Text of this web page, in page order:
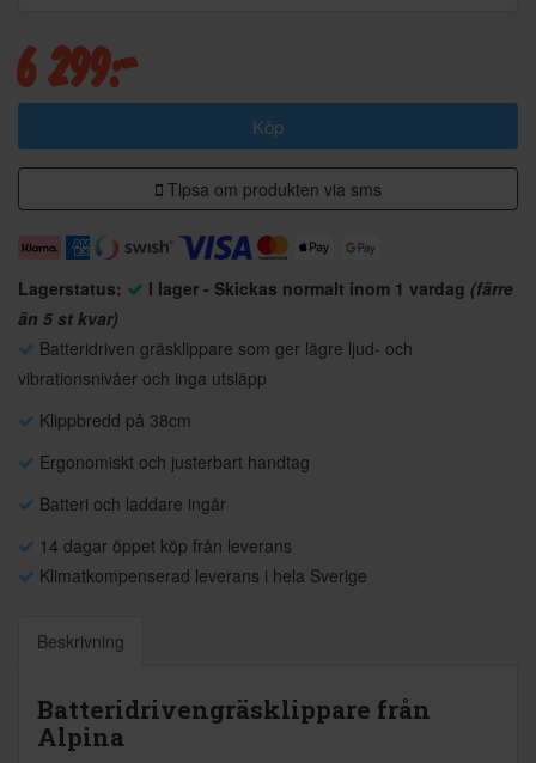
6 299:-
Köp
Tipsa om produkten via sms
Lagerstatus: I lager - Skickas normalt inom 1 vardag (färre
än 5 st kvar)
Batteridriven gräsklippare som ger lägre ljud- och
vibrationsnivåer och inga utsläpp
Klippbredd på 38cm
Ergonomiskt och justerbart handtag
Batteri och laddare ingår
14 dagar öppet köp från leverans
Klimatkompenserad leverans i hela Sverige
Beskrivning
Batteridrivengräsklippare från
Alpina